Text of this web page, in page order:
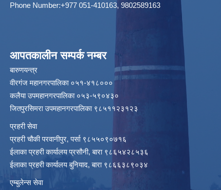
Phone Number:+977 051-410163, 9802589163
आपतकालीन सम्पर्क नम्बर
बारुणयन्त्र
वीरगंज महानगरपालिका ०५१-४१८०००
कलैया उपमहानगरपालिका ०५३-५९०४३०
जितपुरसिमरा उपमहानगरपालिका ९८५११२३१२३
प्रहरी सेवा
प्रहरी चौकी परवानीपुर, पर्सा ९८५५०९०७१६
ईलाका प्रहरी कार्यालय प्रसौनी, बारा ९८६५४२८५३६
ईलाका प्रहरी कार्यालय बुनियाद, बारा ९८६६३८९०३४
एम्बुलेन्स सेवा